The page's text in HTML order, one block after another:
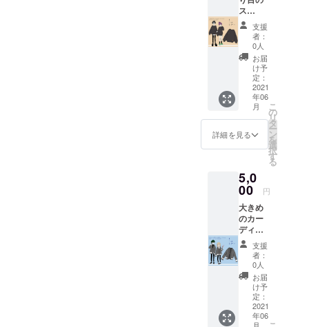
いただ
ける質
になり
ます。
※サイズ
はフ
リーサ
イズで
す。
ス
ウェッ
ト。 裾
にレ
ザー素
材のタ
グが付
いてま
す！ T
シャツ
と同じ
く着回
しがし
やすい
なって
いま
す。 ※
サイズ
はフ
リーサ
イズで
す。
支援
者：
0人
お届
け予
定：
2021
年06
月
詳細を見る
こ
の
リ
タ
ー
ン
を
選
択
す
る
5,0
00 円
大きめ
のカー
ディガ
ン。 ど
の季節
も対応
できる
素材に
なって
いま
す！ 袖
支援
者：
0人
お届
け予
定：
2021
年06